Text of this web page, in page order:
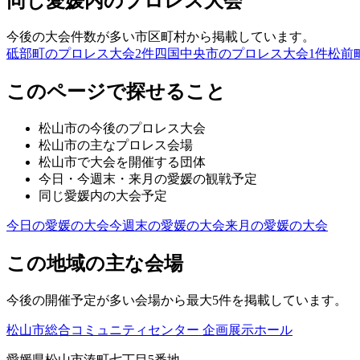
今後の大会件数が多い市区町村から掲載しています。
砥部町のプロレス大会2件四国中央市のプロレス大会1件松前
このページで探せること
松山市の今後のプロレス大会
松山市の主なプロレス会場
松山市で大会を開催する団体
今日・今週末・来月の愛媛の観戦予定
同じ愛媛内の大会予定
今日の愛媛の大会今週末の愛媛の大会来月の愛媛の大会
この地域の主な会場
今後の開催予定が多い会場から最大5件を掲載しています。
松山市総合コミュニティセンター 企画展示ホール